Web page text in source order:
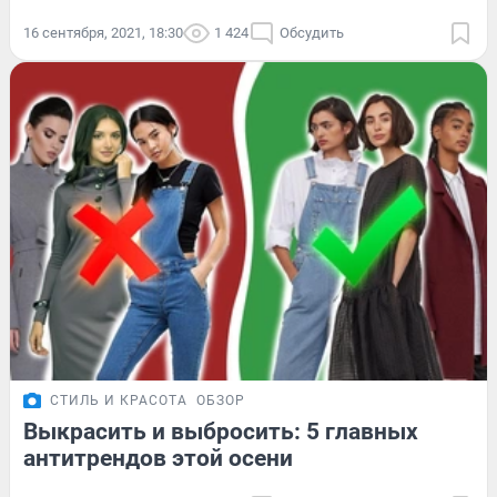
16 сентября, 2021, 18:30 1 424 Обсудить
СТИЛЬ И КРАСОТА ОБЗОР
Выкрасить и выбросить: 5 главных
антитрендов этой осени